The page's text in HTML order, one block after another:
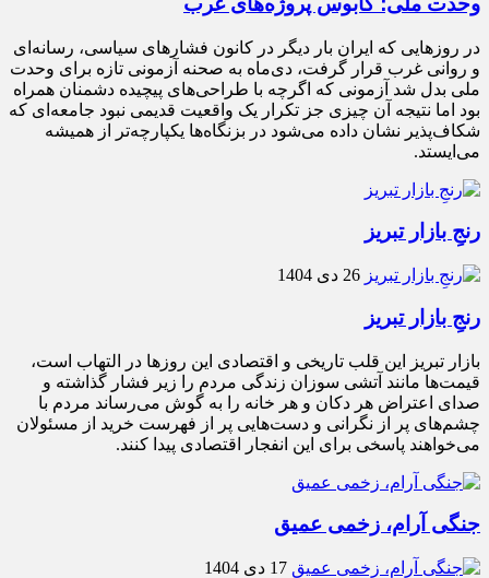
در روزهایی که ایران بار دیگر در کانون فشارهای سیاسی، رسانه‌ای
و روانی غرب قرار گرفت، دی‌ماه به صحنه آزمونی تازه برای وحدت
ملی بدل شد آزمونی که اگرچه با طراحی‌های پیچیده دشمنان همراه
بود اما نتیجه آن چیزی جز تکرار یک واقعیت قدیمی نبود جامعه‌ای که
شکاف‌پذیر نشان داده می‌شود در بزنگاه‌ها یکپارچه‌تر از همیشه
می‌ایستد.
رنجِ بازار تبریز
26 دی 1404
رنجِ بازار تبریز
بازار تبریز این قلب تاریخی و اقتصادی این روزها در التهاب است،
قیمت‌ها مانند آتشی سوزان زندگی مردم را زیر فشار گذاشته و
صدای اعتراض هر دکان و هر خانه را به گوش می‌رساند مردم با
چشم‌های پر از نگرانی و دست‌هایی پر از فهرست خرید از مسئولان
می‌خواهند پاسخی برای این انفجار اقتصادی پیدا کنند.
جنگی آرام، زخمی عمیق
17 دی 1404